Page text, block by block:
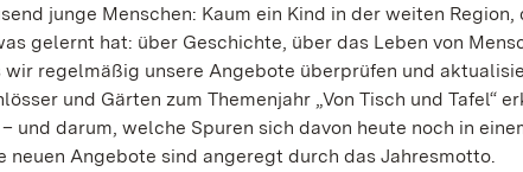
junge Menschen: Kaum ein Kind in der weiten Region,
gelernt hat: über Geschichte, über das Leben von
regelmäßig unsere Angebote überprüfen und
und Gärten zum Themenjahr „Von Tisch und Tafel“
und darum, welche Spuren sich davon heute noch in
neuen Angebote sind angeregt durch das Jahresmotto.